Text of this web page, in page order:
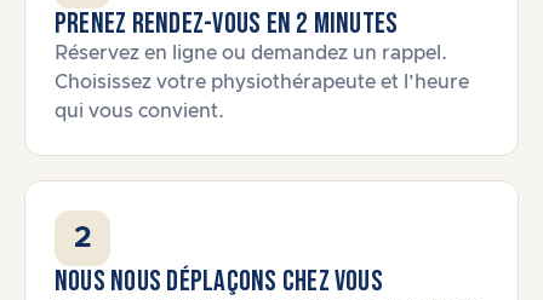
Prenez rendez-vous en 2 minutes
Réservez en ligne ou demandez un rappel.
Choisissez votre physiothérapeute et l’heure
qui vous convient.
2
Nous nous déplaçons chez vous